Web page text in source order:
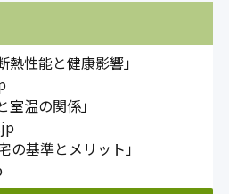
性能と健康影響」
温の関係」
の基準とメリット」